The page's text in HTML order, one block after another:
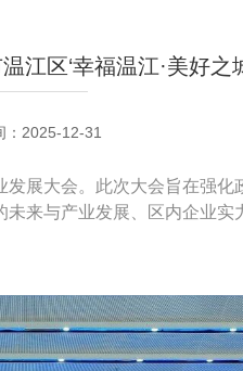
江区‘幸福温江·美好之
：2025-12-31
展大会。此次大会旨在强
来与产业发展、区内企业实